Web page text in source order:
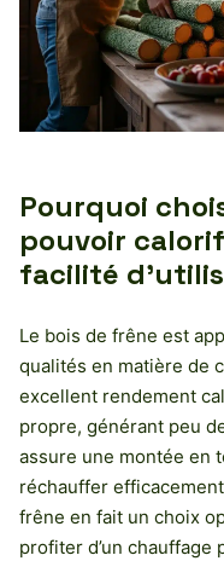
Pourquoi
pouvoir
facilité
Le bois de frêne est
qualités en matière de
excellent rendement
propre, générant peu
assure une montée en
réchauffer
frêne en fait un choix
profiter d’un